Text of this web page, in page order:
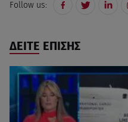
Follow us:
ΔΕΙΤΕ ΕΠΙΣΗΣ